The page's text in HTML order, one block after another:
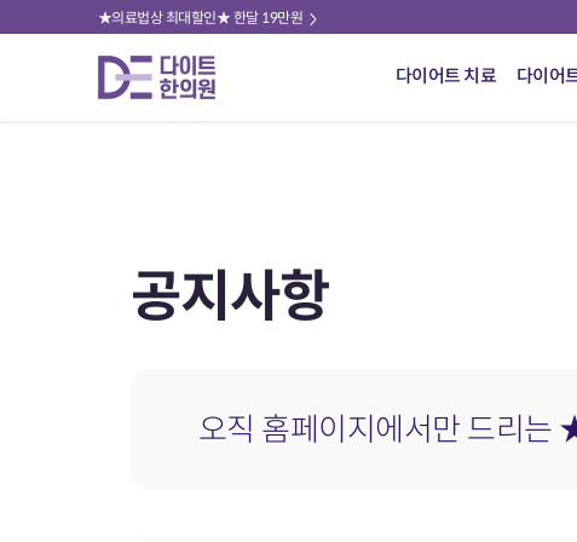
★의료법상 최대할인★ 한달 19만원
다이어트 치료 다이어
공지사항
오직 홈페이지에서만 드리